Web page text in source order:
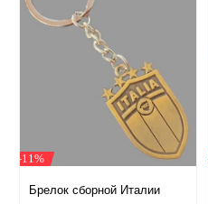
-11%
Брелок сборной Италии